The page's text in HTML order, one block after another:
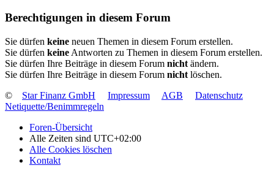
Berechtigungen in diesem Forum
Sie dürfen keine neuen Themen in diesem Forum erstellen.
Sie dürfen keine Antworten zu Themen in diesem Forum erstellen.
Sie dürfen Ihre Beiträge in diesem Forum nicht ändern.
Sie dürfen Ihre Beiträge in diesem Forum nicht löschen.
©
Star Finanz GmbH Impressum AGB
Datenschutz
Netiquette/Benimmregeln
Foren-Übersicht
Alle Zeiten sind UTC+02:00
Alle Cookies löschen
Kontakt